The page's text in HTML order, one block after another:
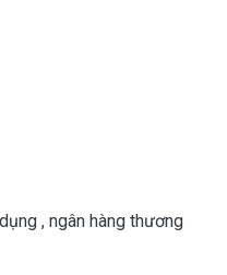
, ngân hàng thương